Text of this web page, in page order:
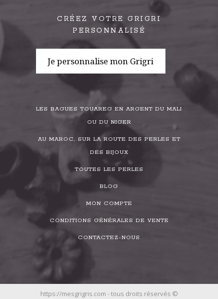
CRÉEZ VOTRE GRIGRI
PERSONNALISÉ
Je personnalise mon Grigri
LES BAGUES TOUAREG EN ARGENT DU MALI
OU DU NIGER
AU MAROC, SUR LA ROUTE DES PERLES ET
DES BIJOUX
TOUTES LES PERLES
BLOG
MON COMPTE
CONDITIONS GÉNÉRALES DE VENTE
CONTACTEZ-NOUS
https://mesgrigris.com - tous droits réservés ©